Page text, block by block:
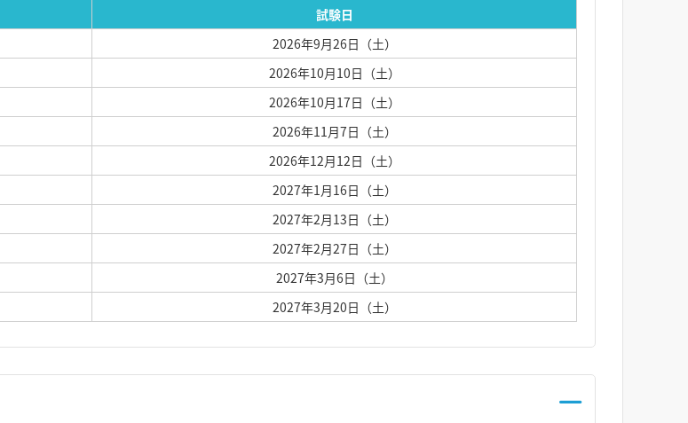
試験日
2026年9月26日（土）
2026年10月10日（土）
2026年10月17日（土）
2026年11月7日（土）
2026年12月12日（土）
2027年1月16日（土）
2027年2月13日（土）
2027年2月27日（土）
2027年3月6日（土）
2027年3月20日（土）